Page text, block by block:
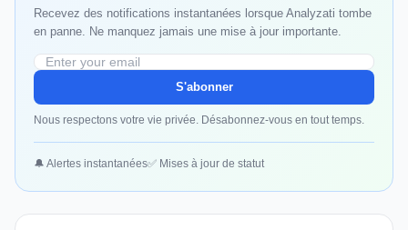
Recevez des notifications instantanées lorsque Analyzati tombe
en panne. Ne manquez jamais une mise à jour importante.
S'abonner
Nous respectons votre vie privée. Désabonnez-vous en tout temps.
🔔 Alertes instantanées✅ Mises à jour de statut